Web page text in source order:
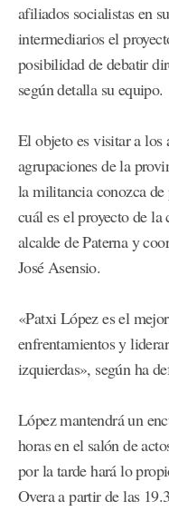
afiliados socialistas en
intermediarios el
posibilidad de debatir
según detalla su equipo.
El objeto es visitar a los
agrupaciones de la
la militancia conozca
cuál es el proyecto de
alcalde de Paterna y
José Asensio.
«Patxi López es el
enfrentamientos y
izquierdas», según ha
López mantendrá un
horas en el salón de
por la tarde hará lo
Overa a partir de las